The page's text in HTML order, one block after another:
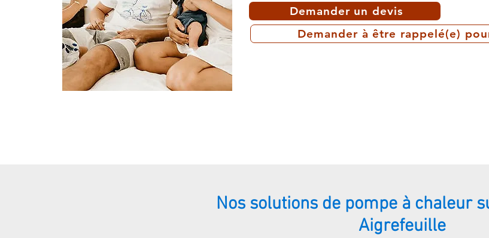
Demander un devis
Demander à être rappelé(e)
Nos solutions de pompe à chaleur
Aigrefeuille